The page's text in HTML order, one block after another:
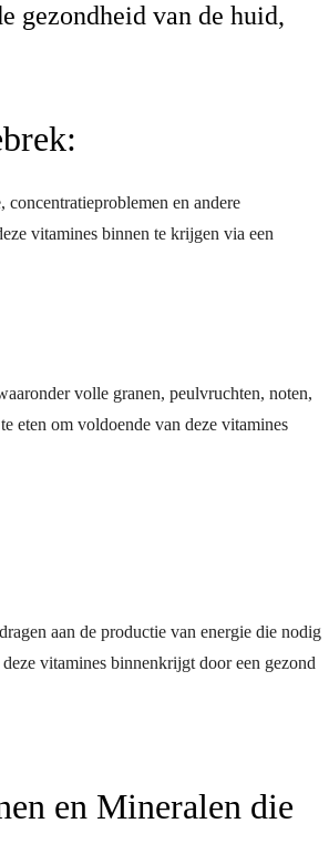
gezondheid van de huid,
en andere
vitamines binnen te krijgen via een
volle granen, peulvruchten, noten,
eten om voldoende van deze vitamines
aan de productie van energie die nodig
vitamines binnenkrijgt door een gezond
en Mineralen die